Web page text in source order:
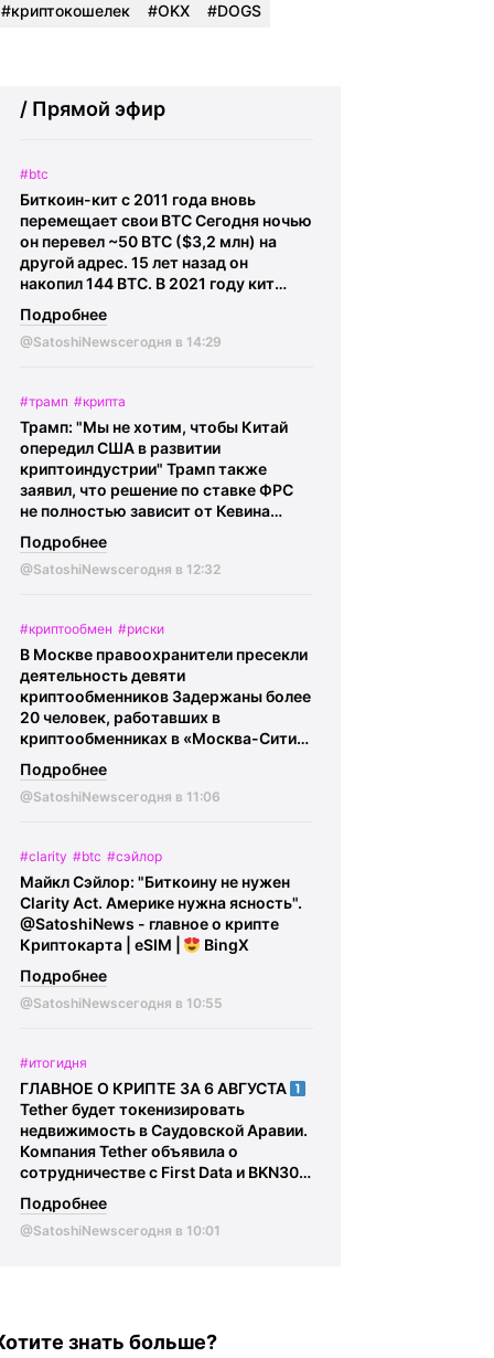
#криптокошелек
#OKX #DOGS
/ Прямой эфир
#btc
Биткоин-кит с 2011 года вновь
перемещает свои BTC Сегодня ночью
он перевел ~50 BTC ($3,2 млн) на
другой адрес. 15 лет назад он
накопил 144 BTC. В 2021 году кит
переместил 11 BTC при цене Биткоина
~$39 000. Затем он перевел почти 13
BTC осенью 2025 года, когда Биткоин
@SatoshiNews - главное о крипте
Криптокарта | eSIM |
BingX
Подробнее
@SatoshiNewsсегодня в 14:29
#трамп #крипта
Трамп: "Мы не хотим, чтобы Китай
опередил США в развитии
криптоиндустрии" Трамп также
заявил, что решение по ставке ФРС
не полностью зависит от Кевина
Уорша, добавив, что он не будет его
критиковать.
главное о крипте Криптокарта | eSIM
Подробнее
@SatoshiNewsсегодня в 12:32
#криптообмен #риски
В Москве правоохранители пресекли
деятельность девяти
криптообменников Задержаны более
20 человек, работавших в
криптообменниках в «Москва-Сити».
По данным ФСБ, через эти обменники
украинские колл-центры
легализовывали средства,
Сотрудникам криптообменников и
курьерам вменяется соучастие в
преступлении, им грозит до 10 лет
лишения свободы.@SatoshiFinance -
крипто обмен обмен | инвойсы | $
выручка
Подробнее
@SatoshiNewsсегодня в 11:06
#clarity #btc #сэйлор
Майкл Сэйлор: "Биткоину не нужен
Clarity Act. Америке нужна ясность".
@SatoshiNews - главное о крипте
Криптокарта | eSIM |
BingX
Подробнее
@SatoshiNewsсегодня в 10:55
#итогидня
ГЛАВНОЕ О КРИПТЕ ЗА 6 АВГУСТА
Tether будет токенизировать
недвижимость в Саудовской Аравии.
Компания Tether объявила о
сотрудничестве с First Data и BKN301
для запуска токенизации
институциональной недвижимости в
Саудовской Аравии.
В ЕС
предлагают перевести криптовалюту
Подробнее
@SatoshiNewsсегодня в 10:01
знать больше?